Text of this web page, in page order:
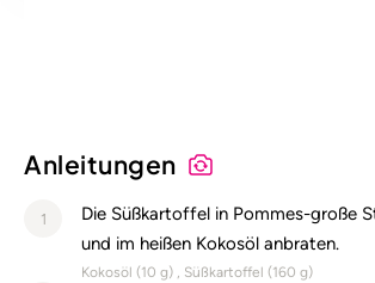
Anleitungen
1
Die Süßkartoffel in Pommes-große
und im heißen Kokosöl anbraten.
Kokosöl (10 g) Süßkartoffel (160 g)